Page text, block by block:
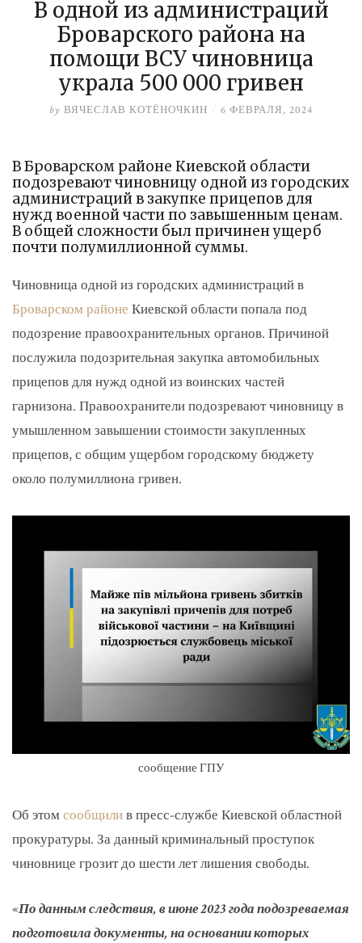
В одной из администраций
Броварского района на
помощи ВСУ чиновница
украла 500 000 гривен
by ВЯЧЕСЛАВ КОТЁНОЧКИН / 6 ФЕВРАЛЯ, 2024
В Броварском районе Киевской области
подозревают чиновницу одной из городских
администраций в закупке прицепов для
нужд военной части по завышенным ценам.
В общей сложности был причинен ущерб
почти полумиллионной суммы.
Чиновница одной из городских администраций в
Броварском районе Киевской области попала под
подозрение правоохранительных органов. Причиной
послужила подозрительная закупка автомобильных
прицепов для нужд одной из воинских частей
гарнизона. Правоохранители подозревают чиновницу в
умышленном завышении стоимости закупленных
прицепов, с общим ущербом городскому бюджету
около полумиллиона гривен.
сообщение ГПУ
Об этомсообщилив пресс-службе Киевской областной
прокуратуры. За данный криминальный проступок
чиновнице грозит до шести лет лишения свободы.
«По данным следствия, в июне 2023 года подозреваемая
подготовила документы, на основании которых